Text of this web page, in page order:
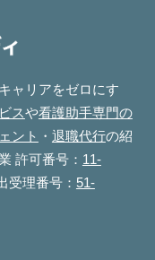
ャリアをゼロにす
スや看護助手専門の
ント ・ 退職代行の紹
許可番号： 11-
受理番号： 51-